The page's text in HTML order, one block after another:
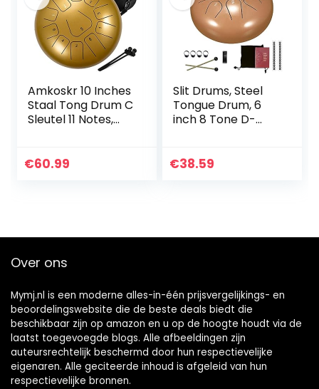
Amkoskr 10 Inches
Staal Tong Drum C
Sleutel 11 Notes,
Tongtrommel
€60.99
Slit Drums, Steel
Tongue Drum, 6
inch 8 Tone D-
Drumsticks, Tas,
€38.59
Over ons
Mymj.nl is een moderne alles-in-één prijsvergelijkings- en
beoordelingswebsite die de beste deals biedt die
beschikbaar zijn op amazon en u op de hoogte houdt via de
laatst toegevoegde blogs. Alle afbeeldingen zijn
auteursrechtelijk beschermd door hun respectievelijke
eigenaren. Alle geciteerde inhoud is afgeleid van hun
respectievelijke bronnen.